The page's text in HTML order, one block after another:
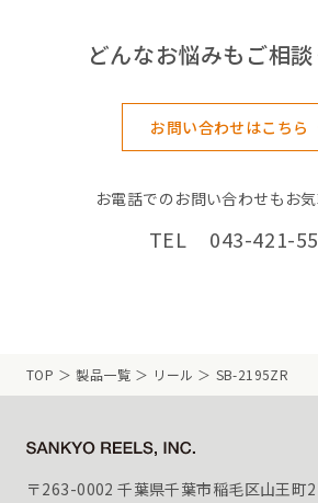
どんなお悩みもご相
お問い合わせはこちら
お電話でのお問い合わせもお
TEL 043-421-
TOP 製品一覧 リール SB-2195ZR
〒263-0002 千葉県千葉市稲毛区山王町